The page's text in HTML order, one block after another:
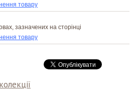
товару
зазначених на сторінці
товару